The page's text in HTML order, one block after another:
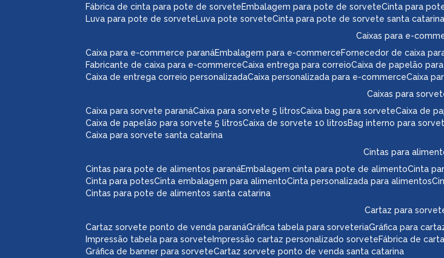
caixas para e-
embalagem para e-commerce fornecedor de caixa
caixa entrega para correio
caixa de papelão
caixa de entrega correio personalizada
fabricante de caixa para e-commerce
caixa personalizada para e-commerce
caixa
caixa para e-commerce paraná
caixas para
caixa para sorvete 5 litros
caixa bag para sorvete
caixa de
caixa de papelão para sorvete 5 litros
caixa de sorvete 10 litros bag interno para
caixa para sorvete santa catarina
caixa para sorvete paraná
cartaz para
gráfica tabela para sorveteria
gráfica para
impressão tabela para sorvete impressão cartaz personalizado sorvete fábrica de
gráfica de banner para sorvete cartaz sorvete ponto de venda santa catarina
cartaz sorvete ponto de venda paraná
cintas para
embalagem cinta para pote de alimento
cinta
cinta para potes
cinta embalagem para alimento cinta personalizada para alimentos
cintas para pote de alimentos santa catarina
cintas para pote de alimentos paraná
embalagem para pote de sorvete
cinta para
luva para pote de sorvete
fábrica de cinta para pote de sorvete
luva pote sorvete
cinta para pote de sorvete santa catarina